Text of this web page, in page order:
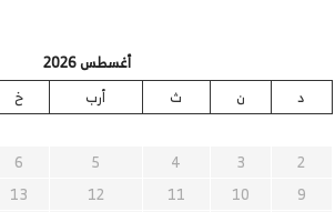
أغسطس 2026
د
ن ث أرب خ
2
3
4
5
6
9
10
11
12
13